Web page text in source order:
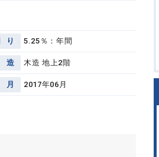
り 5.25％：年間
造 木造 地上2階
月 2017年06月